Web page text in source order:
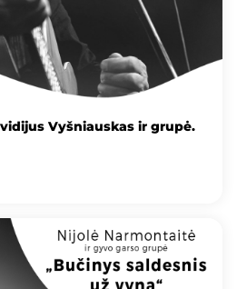
Vyšniauskas ir grupė.